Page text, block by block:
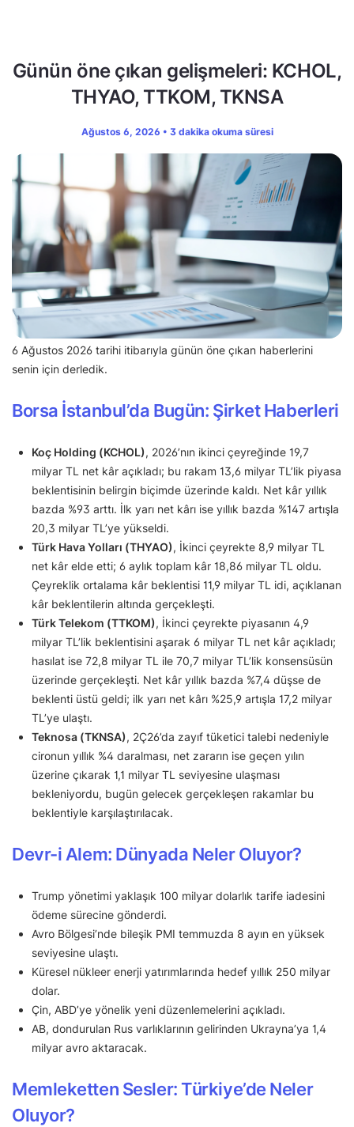
Günün öne çıkan gelişmeleri: KCHOL,
THYAO, TTKOM, TKNSA
Ağustos 6, 2026 • 3 dakika okuma süresi
6 Ağustos 2026 tarihi itibarıyla günün öne çıkan haberlerini
senin için derledik.
Borsa İstanbul’da Bugün: Şirket Haberleri
Koç Holding (KCHOL), 2026’nın ikinci çeyreğinde 19,7
milyar TL net kâr açıkladı; bu rakam 13,6 milyar TL’lik piyasa
beklentisinin belirgin biçimde üzerinde kaldı. Net kâr yıllık
bazda %93 arttı. İlk yarı net kârı ise yıllık bazda %147 artışla
20,3 milyar TL’ye yükseldi.
Türk Hava Yolları (THYAO), İkinci çeyrekte 8,9 milyar TL
net kâr elde etti; 6 aylık toplam kâr 18,86 milyar TL oldu.
Çeyreklik ortalama kâr beklentisi 11,9 milyar TL idi, açıklanan
kâr beklentilerin altında gerçekleşti.
Türk Telekom (TTKOM), İkinci çeyrekte piyasanın 4,9
milyar TL’lik beklentisini aşarak 6 milyar TL net kâr açıkladı;
hasılat ise 72,8 milyar TL ile 70,7 milyar TL’lik konsensüsün
üzerinde gerçekleşti. Net kâr yıllık bazda %7,4 düşse de
beklenti üstü geldi; ilk yarı net kârı %25,9 artışla 17,2 milyar
TL’ye ulaştı.
Teknosa (TKNSA), 2Ç26’da zayıf tüketici talebi nedeniyle
cironun yıllık %4 daralması, net zararın ise geçen yılın
üzerine çıkarak 1,1 milyar TL seviyesine ulaşması
bekleniyordu, bugün gelecek gerçekleşen rakamlar bu
beklentiyle karşılaştırılacak.
Devr-i Alem: Dünyada Neler Oluyor?
Trump yönetimi yaklaşık 100 milyar dolarlık tarife iadesini
ödeme sürecine gönderdi.
Avro Bölgesi’nde bileşik PMI temmuzda 8 ayın en yüksek
seviyesine ulaştı.
Küresel nükleer enerji yatırımlarında hedef yıllık 250 milyar
dolar.
Çin, ABD’ye yönelik yeni düzenlemelerini açıkladı.
AB, dondurulan Rus varlıklarının gelirinden Ukrayna’ya 1,4
milyar avro aktaracak.
Memleketten Sesler: Türkiye’de Neler
Oluyor?